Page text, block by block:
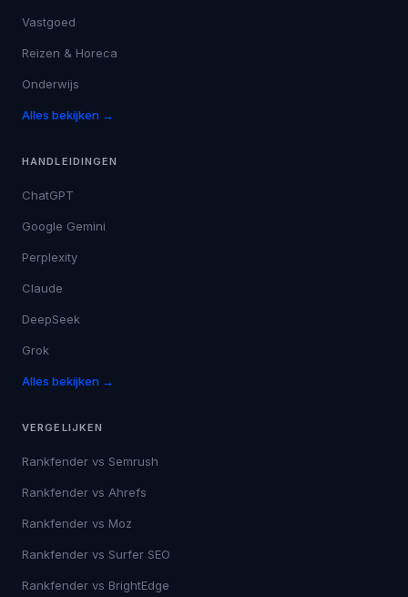
Vastgoed
Reizen & Horeca
Onderwijs
Alles bekijken →
HANDLEIDINGEN
ChatGPT
Google Gemini
Perplexity
Claude
DeepSeek
Grok
Alles bekijken →
VERGELIJKEN
Rankfender vs Semrush
Rankfender vs Ahrefs
Rankfender vs Moz
Rankfender vs Surfer SEO
Rankfender vs BrightEdge